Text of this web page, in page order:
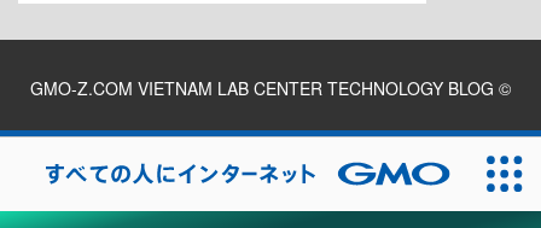
GMO-Z.COM VIETNAM LAB CENTER TECHNOLOGY BLOG ©
2026